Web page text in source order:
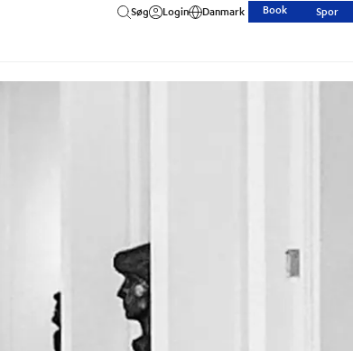
Søg Login Danmark Book Spor